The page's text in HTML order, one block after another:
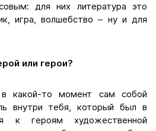
для них литература это
игра, волшебство – ну и для
или герои?
какой-то момент сам собой
внутри тебя, который был в
к героям художественной